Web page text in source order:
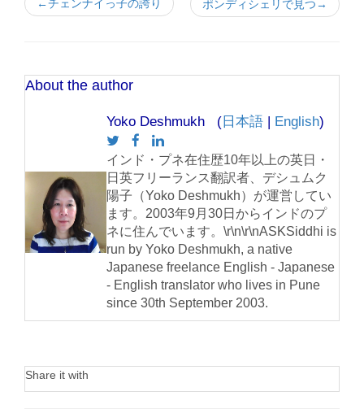
←チェンナイっ子の誇り ポンディシェリで見つ→
About the author
Yoko Deshmukh ( 日本語 | English)
インド・プネ在住歴10年以上の英日・
日英フリーランス翻訳者、デシュムク
陽子（Yoko Deshmukh）が運営してい
ます。2003年9月30日からインドのプ
ネに住んでいます。\r\n\r\nASKSiddhi is
run by Yoko Deshmukh, a native
Japanese freelance English - Japanese
- English translator who lives in Pune
since 30th September 2003.
Share it with